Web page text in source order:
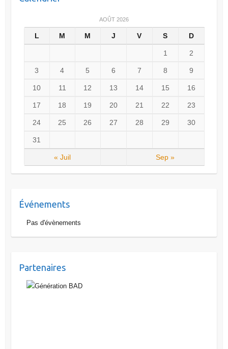
AOÛT 2026
L M M J V S D
1 2
3 4 5 6 7 8 9
10 11 12 13 14 15 16
17 18 19 20 21 22 23
24 25 26 27 28 29 30
31
« Juil Sep »
Événements
Pas d'évènements
Partenaires